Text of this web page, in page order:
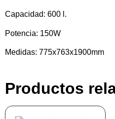
Capacidad: 600 l.
Potencia: 150W
Medidas: 775x763x1900mm
Productos